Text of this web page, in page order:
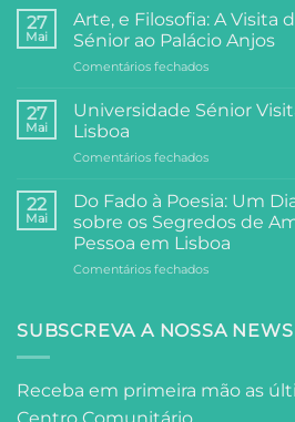
do
Centro
Comunitário:
Dois
de
e
27
Mai
Arte, e Filosofia: A Visita
Sénior ao Palácio Anjos
Comentários fechadosem
e
Filosofia:
Visita
Universidade
Sénior
Palácio
Anjos
27
Mai
Universidade Sénior
Lisboa
Comentários fechadosem
Sénior
Visita
o
Oceanário
de
22
Mai
Do Fado à Poesia: Um
sobre os Segredos de
Pessoa em Lisboa
Comentários fechadosem
à
Dia
de
SUBSCREVA A NOSSA
Receba em primeira mão as